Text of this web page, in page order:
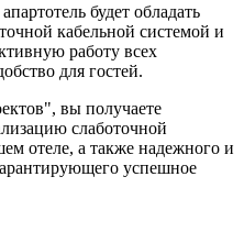
будет обладать
кабельной системой и
работу всех
для гостей.
вы получаете
слаботочной
отеле, а также надежного и
успешное